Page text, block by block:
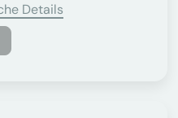
Details